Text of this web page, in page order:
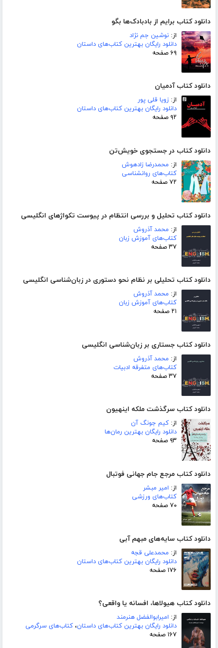
دانلود کتاب برایم از بادبادک‌ها بگو
از: نوشین جم نژاد
دانلود رایگان بهترین کتاب‌های داستان
۶۹ صفحه
دانلود کتاب آدمیان
از: زویا قلی پور
دانلود رایگان بهترین کتاب‌های داستان
۹۲ صفحه
دانلود کتاب در جستجوی خویش‌تن
از: محمدرضا زادهوش
کتاب‌های روانشناسی
۷۲ صفحه
دانلود کتاب تحلیل و بررسی انتظام در پیوست تکواژهای انگلیسی
از: محمد آذروش
کتاب‌های آموزش زبان
۳۷ صفحه
دانلود کتاب تحلیلی بر نظام نحو دستوری در زبان‌شناسی انگلیسی
از: محمد آذروش
کتاب‌های آموزش زبان
۲۱ صفحه
دانلود کتاب جستاری بر زبان‌شناسی انگلیسی
از: محمد آذروش
کتاب‌های متفرقه ادبیات
۳۷ صفحه
دانلود کتاب سرگذشت ملکه اینهیون
از: کیم جونگ آن
دانلود رایگان بهترین رمان‌ها
۹۳ صفحه
دانلود کتاب مرجع جام جهانی فوتبال
از: امیر مبشر
کتاب‌های ورزشی
۷۰ صفحه
دانلود کتاب سایه‌های مبهم آبی
از: محمدعلی قجه
دانلود رایگان بهترین کتاب‌های داستان
۱۷۶ صفحه
دانلود کتاب هیولاها، افسانه یا واقعی؟
از: امیرابوالفضل هنرمند
دانلود رایگان بهترین کتاب‌های داستان، کتاب‌های سرگرمی
۱۶۷ صفحه